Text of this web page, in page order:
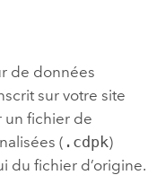
de données
sur votre site
un fichier de
( .cdpk)
du fichier d’origine.